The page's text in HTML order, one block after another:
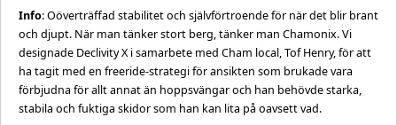
Info: Oöverträffad stabilitet och självförtroende för när det blir brant
och djupt. När man tänker stort berg, tänker man Chamonix. Vi
designade Declivity X i samarbete med Cham local, Tof Henry, för att
ha tagit med en freeride-strategi för ansikten som brukade vara
förbjudna för allt annat än hoppsvängar och han behövde starka,
stabila och fuktiga skidor som han kan lita på oavsett vad.